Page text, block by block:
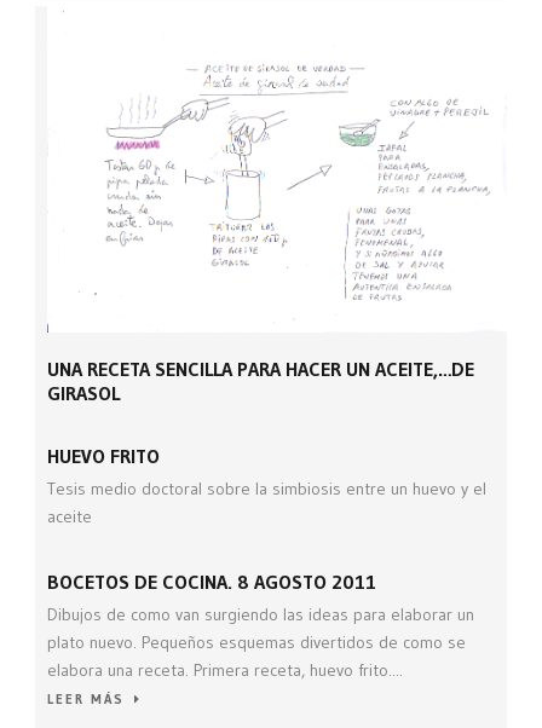
UNA RECETA SENCILLA PARA HACER UN ACEITE,…DE
GIRASOL
HUEVO FRITO
Tesis medio doctoral sobre la simbiosis entre un huevo y el
aceite
BOCETOS DE COCINA. 8 AGOSTO 2011
Dibujos de como van surgiendo las ideas para elaborar un
plato nuevo. Pequeños esquemas divertidos de como se
elabora una receta. Primera receta, huevo frito....
LEER MÁS